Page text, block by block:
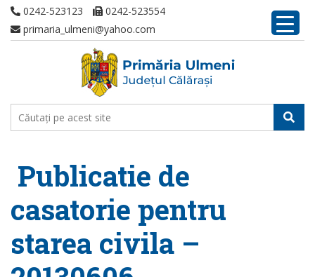
0242-523123
0242-523554
primaria_ulmeni@yahoo.com
Publicatie de
casatorie pentru
starea civila –